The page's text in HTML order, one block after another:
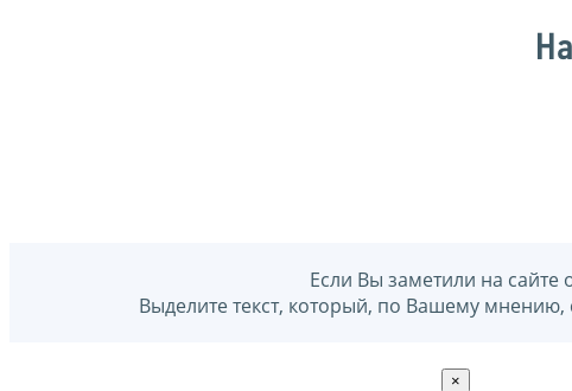
Если Вы заметили на
Выделите текст, который, по Вашему
×